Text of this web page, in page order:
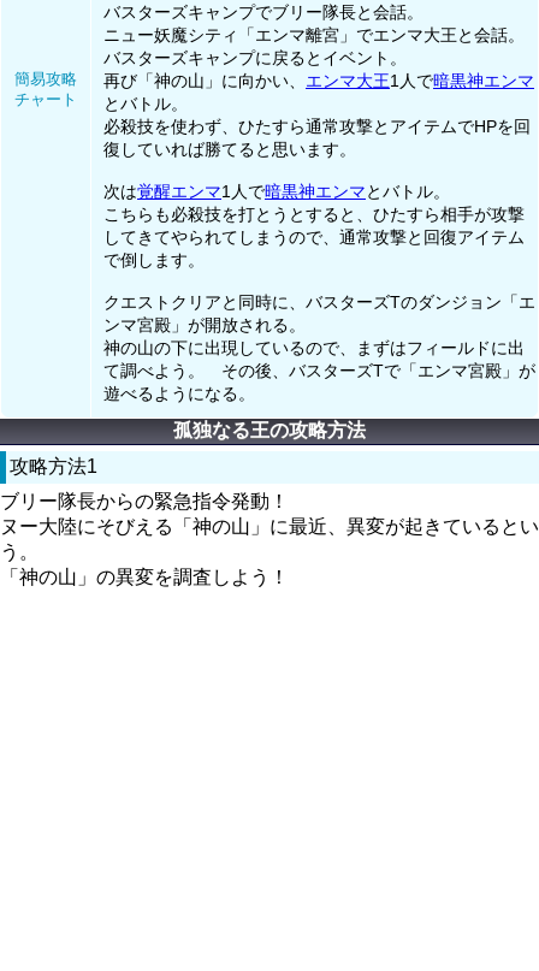
簡易攻略
チャート
バスターズキャンプでブリー隊長と会話。
ニュー妖魔シティ「エンマ離宮」でエンマ大王と会話。
バスターズキャンプに戻るとイベント。
再び「神の山」に向かい、 エンマ大王1人で暗黒神エンマ
とバトル。
必殺技を使わず、ひたすら通常攻撃とアイテムでHPを回
復していれば勝てると思います。
次は覚醒エンマ1人で暗黒神エンマとバトル。
こちらも必殺技を打とうとすると、ひたすら相手が攻撃
してきてやられてしまうので、通常攻撃と回復アイテム
で倒します。
クエストクリアと同時に、バスターズTのダンジョン「エ
ンマ宮殿」が開放される。
神の山の下に出現しているので、まずはフィールドに出
て調べよう。 その後、バスターズTで「エンマ宮殿」が
遊べるようになる。
孤独なる王の攻略方法
攻略方法1
ブリー隊長からの緊急指令発動！
ヌー大陸にそびえる「神の山」に最近、異変が起きているとい
う。
「神の山」の異変を調査しよう！